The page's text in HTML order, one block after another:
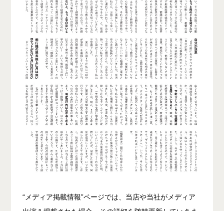
“メディア掲載情報”ページでは、当店や当社がメディア